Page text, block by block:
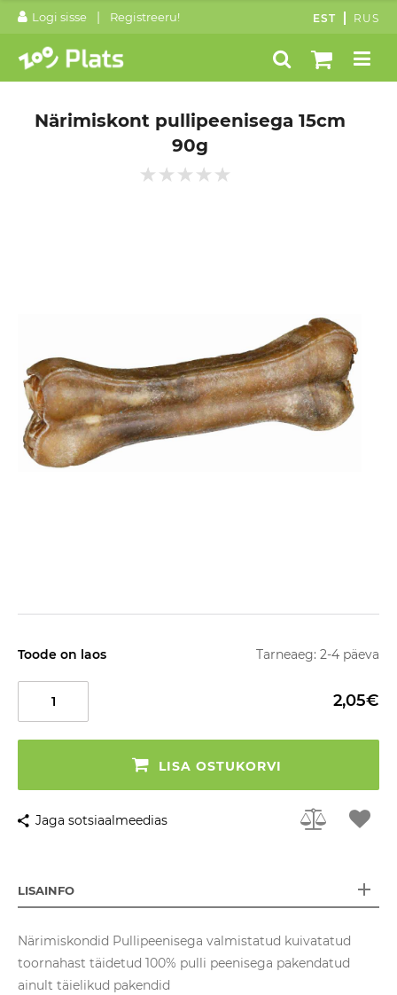
Logi sisse | Registreeru! EST RUS
Närimiskont pullipeenisega 15cm
90g
Toode on laos Tarneaeg: 2-4 päeva
2,05€
LISA OSTUKORVI
Jaga sotsiaalmeedias
LISAINFO
Närimiskondid Pullipeenisega valmistatud kuivatatud
toornahast täidetud 100% pulli peenisega pakendatud
ainult täielikud pakendid